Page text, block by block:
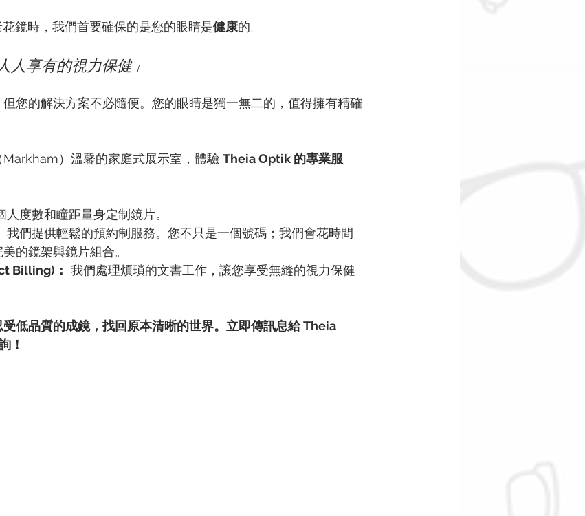
鏡時，我們首要確保的是您的眼睛是健康的。
人享有的視力保健」
您的解決方案不必隨便。您的眼睛是獨一無二的，值得擁有精確
）溫馨的家庭式展示室，體驗 Theia Optik 的專業服
人度數和瞳距量身定制鏡片。
我們提供輕鬆的預約制服務。您不只是一個號碼；我們會花時間
的鏡架與鏡片組合。
Billing)： 我們處理煩瑣的文書工作，讓您享受無縫的視力保健
低品質的成鏡，找回原本清晰的世界。立即傳訊息給 Theia
！